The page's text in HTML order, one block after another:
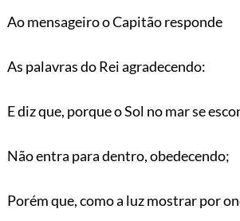
Ao mensageiro o Capitão responde
As palavras do Rei agradecendo:
E diz que, porque o Sol no mar se
Não entra para dentro, obedecendo;
Porém que, como a luz mostrar por